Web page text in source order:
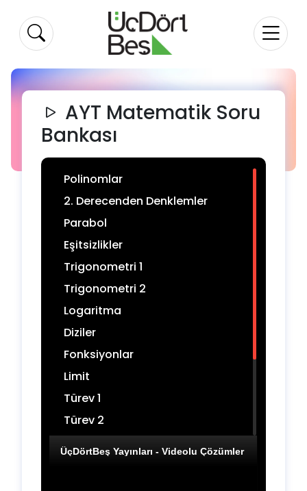
AYT Matematik Soru
Bankası
Polinomlar
2. Derecenden Denklemler
Parabol
Eşitsizlikler
Trigonometri 1
Trigonometri 2
Logaritma
Diziler
Fonksiyonlar
Limit
Türev 1
Türev 2